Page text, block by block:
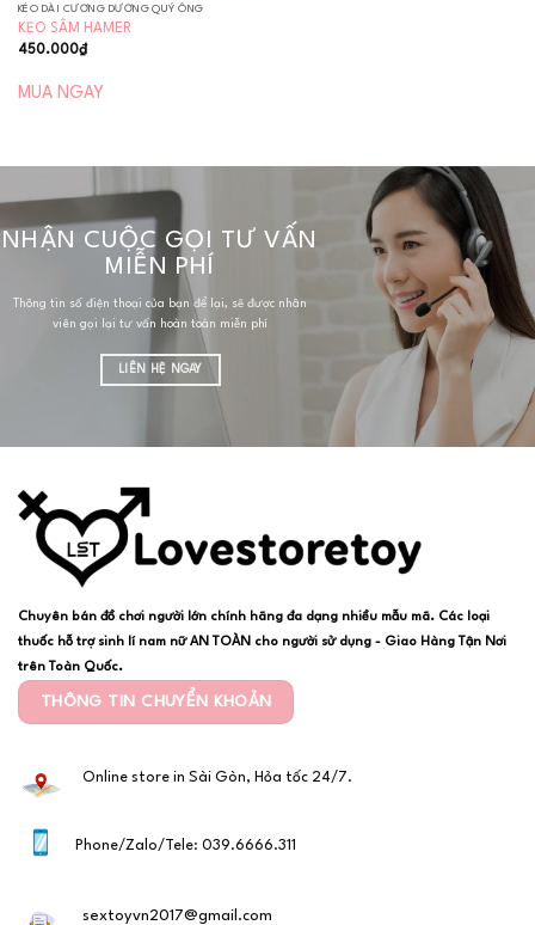
KÉO DÀI CƯƠNG DƯƠNG QUÝ ÔNG
KẸO SÂM HAMER
450.000₫
MUA NGAY
NHẬN CUỘC GỌI TƯ VẤN
MIỄN PHÍ
Thông tin số điện thoại của bạn để lại, sẽ được nhân
viên gọi lại tư vấn hoàn toàn miễn phí
LIÊN HỆ NGAY
Chuyên bán đồ chơi người lớn chính hãng đa dạng nhiều mẫu mã. Các loại
thuốc hỗ trợ sinh lí nam nữ AN TOÀN cho người sử dụng - Giao Hàng Tận Nơi
trên Toàn Quốc.
THÔNG TIN CHUYỂN KHOẢN
Online store in Sài Gòn, Hỏa tốc 24/7.
Phone/Zalo/Tele: 039.6666.311
sextoyvn2017@gmail.com